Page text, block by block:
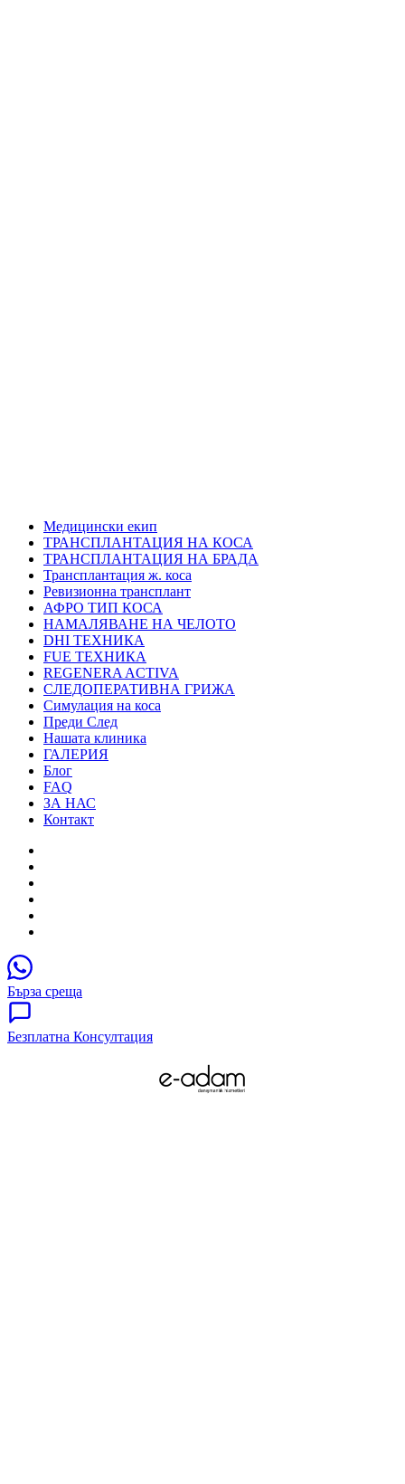
Медицински екип
ТРАНСПЛАНТАЦИЯ НА КОСА
ТРАНСПЛАНТАЦИЯ НА БРАДА
Трансплантация ж. коса
Ревизионна трансплант
АФРО ТИП КОСА
НАМАЛЯВАНЕ НА ЧЕЛОТО
DHI ТЕХНИКА
FUE ТЕХНИКА
REGENERA ACTIVA
СЛЕДОПЕРАТИВНА ГРИЖА
Симулация на коса
Преди След
Нашата клиника
ГАЛЕРИЯ
Блог
FAQ
ЗА НАС
Контакт
Бърза среща
Безплатна Консултация